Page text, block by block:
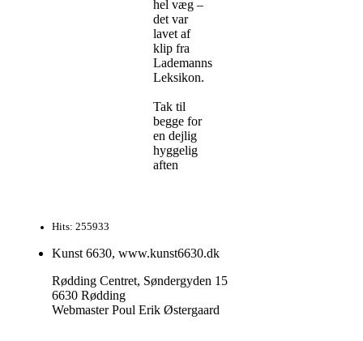
hel væg –
det var
lavet af
klip fra
Lademanns
Leksikon.
Tak til
begge for
en dejlig
hyggelig
aften
Hits: 255933
Kunst 6630, www.kunst6630.dk
Rødding Centret, Søndergyden 15
6630 Rødding
Webmaster Poul Erik Østergaard